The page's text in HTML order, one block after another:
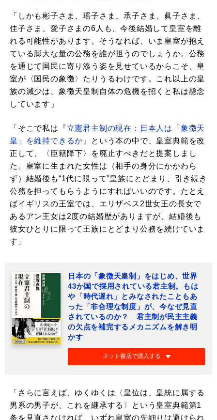
「しかも彬子さま、瑶子さま、承子さま、眞子さま、
佳子さま、愛子さまの6人も、今後結婚して皇室を離
れる可能性があります。そうなれば、いま皇室が抱え
ている膨大な量の公務を誰が担うのでしょうか。公務
を通じて国民に寄り添う姿を見せているからこそ、皇
室が〈国民の象徴〉たりうるわけです。これ以上の皇
族の減少は、象徴天皇制自体の危機を招くと私は懸念
しています」
「そこで私は『立憲君主制の現在：日本人は「象徴天
皇」を維持できるか 』という本の中で、皇室典範を改
正して、〈臣籍降下〉を廃止すべきだと提案しまし
た。皇室に生まれた女性は（相手の身分にかかわら
ず）結婚後も“1代に限って”皇族にとどまり、引き続き
公務を担ってもらうようにすればいいのです。たとえ
ばイギリスの王室では、エリザベス2世女王の長女で
あるアン王女は2度の結婚歴がありますが、結婚後も
彼女ひとりに限って王族にとどまり公務を続けていま
す」
日本の「象徴天皇制」をはじめ、世界
43か国で採用されている君主制。もは
や「時代遅れ」とみなされたこともあ
った「非合理な制度」が、今なぜ見直
されているのか？ 君主制が民主主義
の欠点を補完するメカニズムを解き明
かす
ネット書店で購入する
「さらに言えば、ゆくゆくは〈皇位は、皇統に属する
男系の男子が、これを継承する〉という皇室典範第1
条を見直さなければ、いずれ皇室の先細りは避けられ